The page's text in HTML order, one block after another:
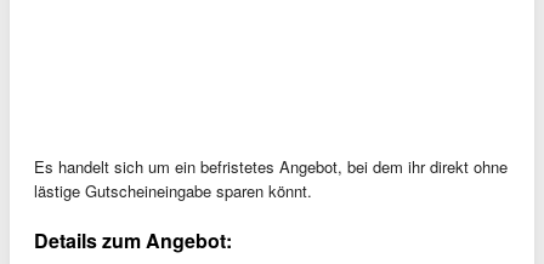
Es handelt sich um ein befristetes Angebot, bei dem ihr direkt ohne
lästige Gutscheineingabe sparen könnt.
Details zum Angebot: